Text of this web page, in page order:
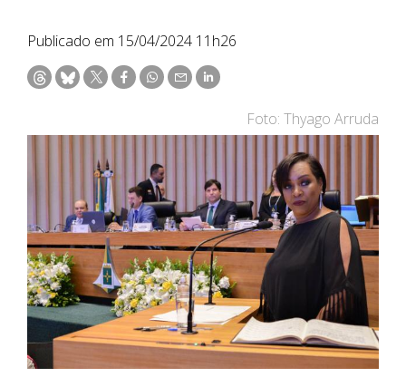
Publicado em 15/04/2024 11h26
Foto: Thyago Arruda